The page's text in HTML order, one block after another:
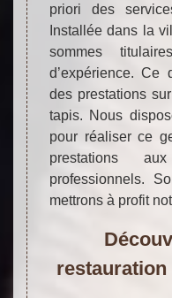
priori des
Installée dans la
sommes
d’expérience. Ce
des prestations
tapis. Nous
pour réaliser ce
prestations
professionnels.
mettrons à profit
restauration